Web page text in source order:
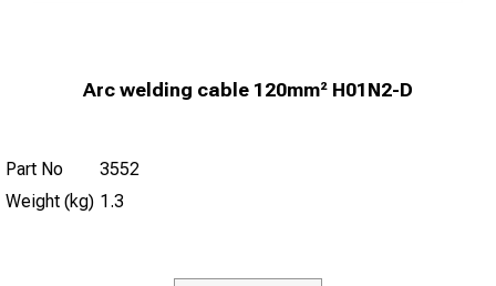
Arc welding cable 120mm² H01N2-D
Part No
3552
Weight (kg) 1.3